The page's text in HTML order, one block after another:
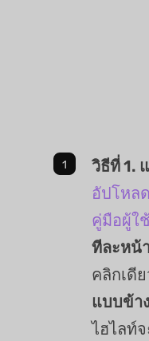
วิธีที่ 1.
อัปโหลด
คู่มือผู้ใ
ทีละหน้
คลิกเดีย
แบบข้า
ไฮไลท์